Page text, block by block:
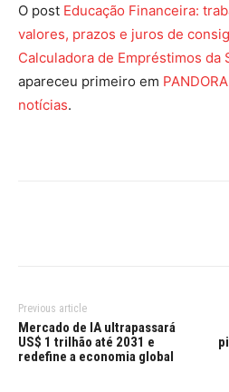
O post Educação Financeira:
valores, prazos e juros de
Calculadora de Empréstimos da
apareceu primeiro em
notícias.
Previous article
Mercado de IA ultrapassará
US$ 1 trilhão até 2031 e
redefine a economia global